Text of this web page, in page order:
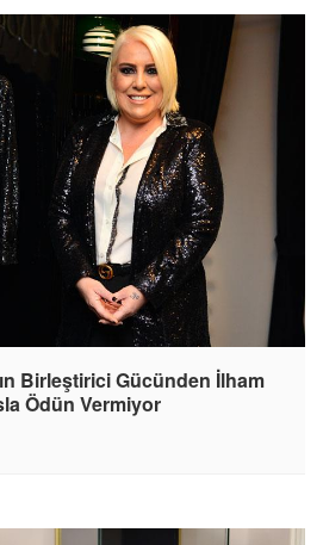
Birleştirici Gücünden İlham
Ödün Vermiyor